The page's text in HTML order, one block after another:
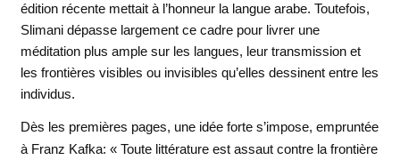
édition récente mettait à l’honneur la langue arabe. Toutefois,
Slimani dépasse largement ce cadre pour livrer une
méditation plus ample sur les langues, leur transmission et
les frontières visibles ou invisibles qu’elles dessinent entre les
individus.
Dès les premières pages, une idée forte s’impose, empruntée
à Franz Kafka: « Toute littérature est assaut contre la frontière